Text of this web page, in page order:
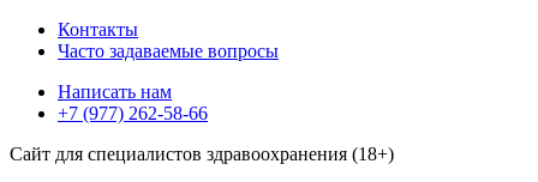
Контакты
Часто задаваемые вопросы
Написать нам
+7 (977) 262-58-66
Сайт для специалистов здравоохранения (18+)